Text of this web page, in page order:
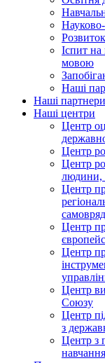
Науково-
Іспит
мовою
Наші
Наші партнери
Наші центри
Центр
Центр
Центр
людини,
Центр
Центр
Центр
Центр
Союзу
Центр
з
Центр з